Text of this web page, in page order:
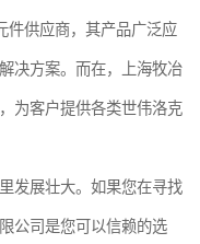
件供应商，其产品广泛应
决方案。而在，上海牧冶
为客户提供各类世伟洛克
发展壮大。如果您在寻找
公司是您可以信赖的选
霍克HOKE
洛克弯管器
洛克快速接头